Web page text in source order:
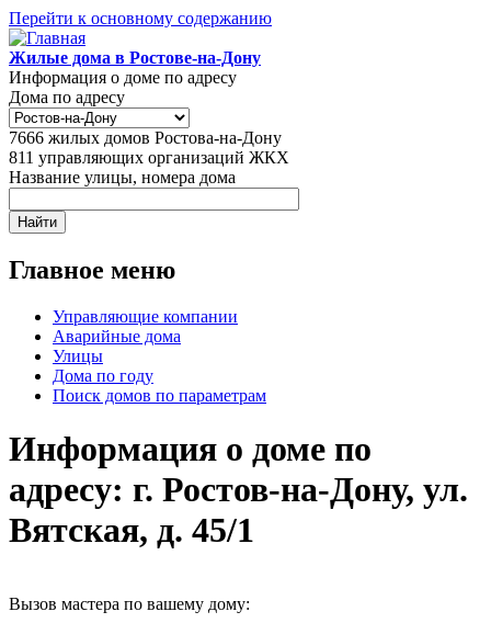
Перейти к основному содержанию
Жилые дома в Ростове-на-Дону
Информация о доме по адресу
Дома по адресу
7666 жилых домов Ростова-на-Дону
811 управляющих организаций ЖКХ
Название улицы, номера дома
Главное меню
Управляющие компании
Аварийные дома
Улицы
Дома по году
Поиск домов по параметрам
Информация о доме по
адресу: г. Ростов-на-Дону, ул.
Вятская, д. 45/1
Вызов мастера по вашему дому: